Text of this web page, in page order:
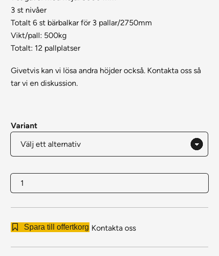
3 st nivåer
Totalt 6 st bärbalkar för 3 pallar/2750mm
Vikt/pall: 500kg
Totalt: 12 pallplatser
Givetvis kan vi lösa andra höjder också. Kontakta oss så
tar vi en diskussion.
Variant
Följesektion
Beg.
Spara till offertkorg Kontakta oss